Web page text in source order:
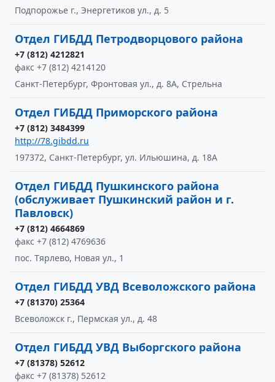
Подпорожье г., Энергетиков ул., д. 5
Отдел ГИБДД Петродворцового района
+7 (812) 4212821
факс +7 (812) 4214120
Санкт-Петербург, Фронтовая ул., д. 8А, Стрельна
Отдел ГИБДД Приморского района
+7 (812) 3484399
http://78.gibdd.ru
197372, Санкт-Петербург, ул. Ильюшина, д. 18А
Отдел ГИБДД Пушкинского района
(обслуживает Пушкинский район и г.
Павловск)
+7 (812) 4664869
факс +7 (812) 4769636
пос. Тярлево, Новая ул., 1
Отдел ГИБДД УВД Всеволожского района
+7 (81370) 25364
Всеволожск г., Пермская ул., д. 48
Отдел ГИБДД УВД Выборгского района
+7 (81378) 52612
факс +7 (81378) 52612